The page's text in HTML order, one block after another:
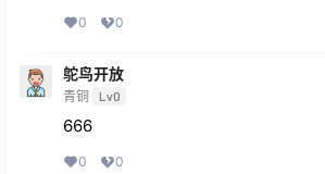
0 0
鸵鸟开放
青铜 Lv0
666
0 0